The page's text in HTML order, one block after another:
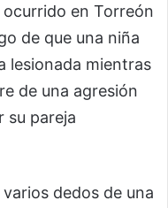
en Torreón
de que una niña
lesionada mientras
de una agresión
su pareja
dedos de una